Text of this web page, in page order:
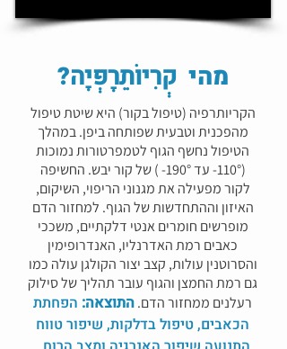
מהי קְרִיוֹתֵרָפְּיָה?
הקריותרפיה (טיפול בקור) היא שיטת טיפול
מהפכנית וטבעית שפותחה ביפן. במהלך
הטיפול נחשף הגוף לטמפרטורות נמוכות
(110°- עד 190°- ) של קור יבש. החשיפה
לקור מפעילה את מגנוני הריפוי, השיקום,
האיזון וההתחדשות של הגוף. למחזור הדם
מופרשים חומרים אנטי דלקתיים, משככי
כאבים רמת האדרנליו, האנדרופימין
והסרוטנין עולות, קצב יצור הקולגן עולה כמו
גם רמת החמצן והגוף עובר תהליך של סילוק
רעלנים ממחזור הדם.התוצאה: הפחתת
הכאבים, טיפול בדלקות, שיפור טווח